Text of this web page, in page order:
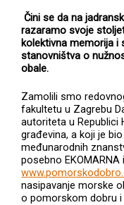
Čini se da na
razaramo svoje
kolektivna memorija
stanovništva o
obale.
Zamolili smo
fakultetu u Zagrebu
autoriteta u Republici
građevina, a koji je
međunarodnih
posebno
nasipavanje morske
o pomorskom dobru